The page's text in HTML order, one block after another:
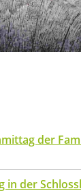
der
in der